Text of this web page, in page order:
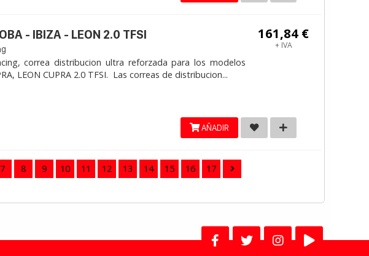
161,84 €
+ IVA
- IBIZA - LEON 2.0 TFSI
correa distribucion ultra reforzada para los modelos
LEON CUPRA 2.0 TFSI. Las correas de distribucion...
AÑADIR
7 8 9 10 11 12 13 14 15 16 17